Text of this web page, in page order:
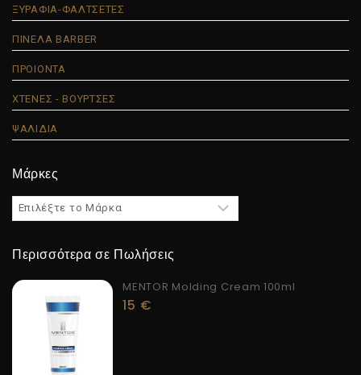
ΞΥΡΑΦΙΑ-ΦΑΛΤΣΕΤΕΣ
ΠΙΝΕΛΑ BARBER
ΠΡΟΙΟΝΤΑ
ΧΤΕΝΕΣ - ΒΟΥΡΤΣΕΣ
ΨΑΛΙΔΙΑ
Μάρκες
Περισσότερα σε Πωλήσεις
MENTOR Molding Cream 100ml
15 €